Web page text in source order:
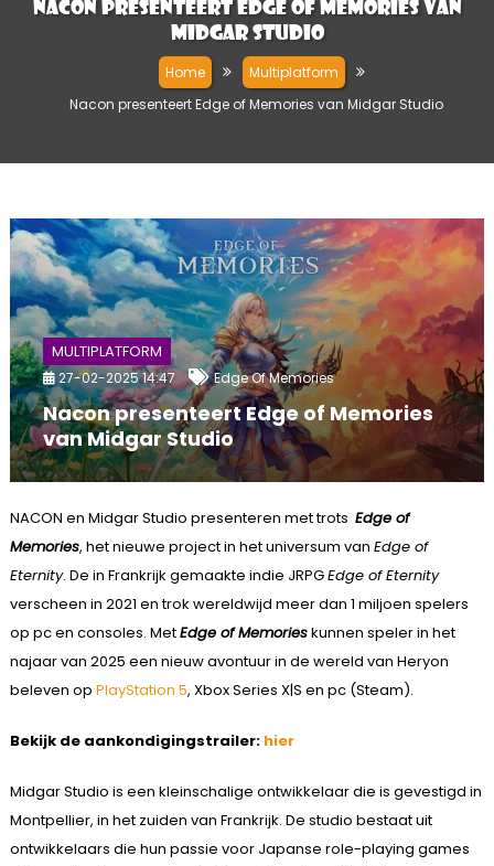
Nacon presenteert Edge of Memories van
Midgar Studio
Home
Multiplatform
Nacon presenteert Edge of Memories van Midgar Studio
MULTIPLATFORM
27-02-2025 14:47 Edge Of Memories
Nacon presenteert Edge of Memories
van Midgar Studio
NACON en Midgar Studio presenteren met trots Edge of
Memories, het nieuwe project in het universum van Edge of
Eternity. De in Frankrijk gemaakte indie JRPGEdge of Eternity
verscheen in 2021 en trok wereldwijd meer dan 1 miljoen spelers
op pc en consoles. MetEdge of Memorieskunnen speler in het
najaar van 2025 een nieuw avontuur in de wereld van Heryon
beleven op PlayStation 5, Xbox Series X|S en pc (Steam).
Bekijk de aankondigingstrailer: hier
Midgar Studio is een kleinschalige ontwikkelaar die is gevestigd in
Montpellier, in het zuiden van Frankrijk. De studio bestaat uit
ontwikkelaars die hun passie voor Japanse role-playing games